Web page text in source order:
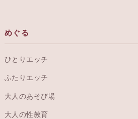
めぐる
ひとりエッチ
ふたりエッチ
大人のあそび場
大人の性教育